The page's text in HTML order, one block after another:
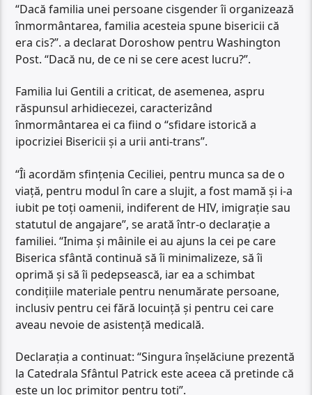
“Dacă familia unei persoane cisgender îi organizează
înmormântarea, familia acesteia spune bisericii că
era cis?”. a declarat Doroshow pentru Washington
Post. “Dacă nu, de ce ni se cere acest lucru?”.
Familia lui Gentili a criticat, de asemenea, aspru
răspunsul arhidiecezei, caracterizând
înmormântarea ei ca fiind o “sfidare istorică a
ipocriziei Bisericii și a urii anti-trans”.
“Îi acordăm sfințenia Ceciliei, pentru munca sa de o
viață, pentru modul în care a slujit, a fost mamă și i-a
iubit pe toți oamenii, indiferent de HIV, imigrație sau
statutul de angajare”, se arată într-o declarație a
familiei. “Inima și mâinile ei au ajuns la cei pe care
Biserica sfântă continuă să îi minimalizeze, să îi
oprimă și să îi pedepsească, iar ea a schimbat
condițiile materiale pentru nenumărate persoane,
inclusiv pentru cei fără locuință și pentru cei care
aveau nevoie de asistență medicală.
Declarația a continuat: “Singura înșelăciune prezentă
la Catedrala Sfântul Patrick este aceea că pretinde că
este un loc primitor pentru toți”.